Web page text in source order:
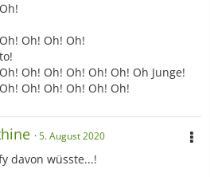
Oh! Oh! Oh!
Oh! Oh! Oh! Oh! Oh! Oh Junge!
Oh! Oh! Oh! Oh! Oh!
5. August 2020
davon wüsste...!